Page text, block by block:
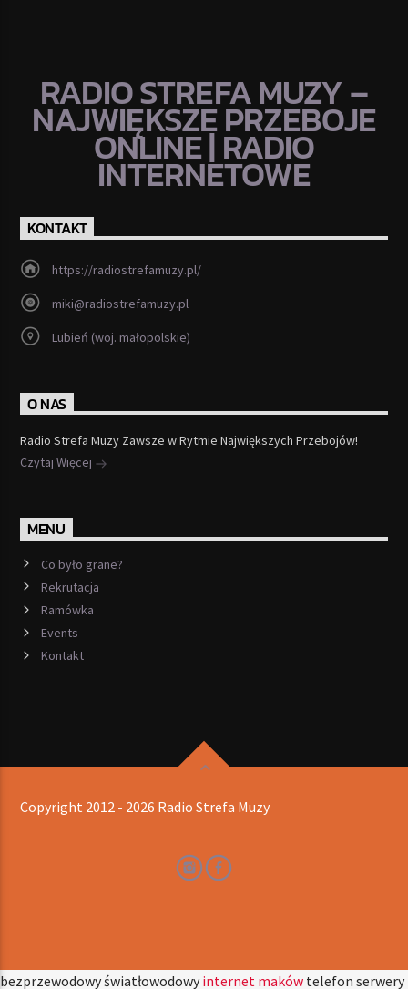
RADIO STREFA MUZY –
NAJWIĘKSZE PRZEBOJE
ONLINE | RADIO
INTERNETOWE
KONTAKT
https://radiostrefamuzy.pl/
miki@radiostrefamuzy.pl
Lubień (woj. małopolskie)
O NAS
Radio Strefa Muzy Zawsze w Rytmie Największych Przebojów!
Czytaj Więcej
MENU
Co było grane?
Rekrutacja
Ramówka
Events
Kontakt
Copyright 2012 - 2026 Radio Strefa Muzy
bezprzewodowy światłowodowyinternet maków telefon serwery